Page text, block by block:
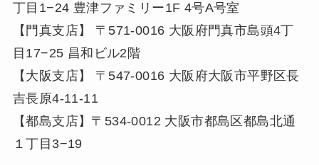
丁目1−24 豊津ファミリー1F 4号A号室
【門真支店】 〒571-0016 大阪府門真市島頭4丁
目17−25 昌和ビル2階
【大阪支店】 〒547-0016 大阪府大阪市平野区長
吉長原4-11-11
【都島支店】〒534-0012 大阪市都島区都島北通
１丁目3−19